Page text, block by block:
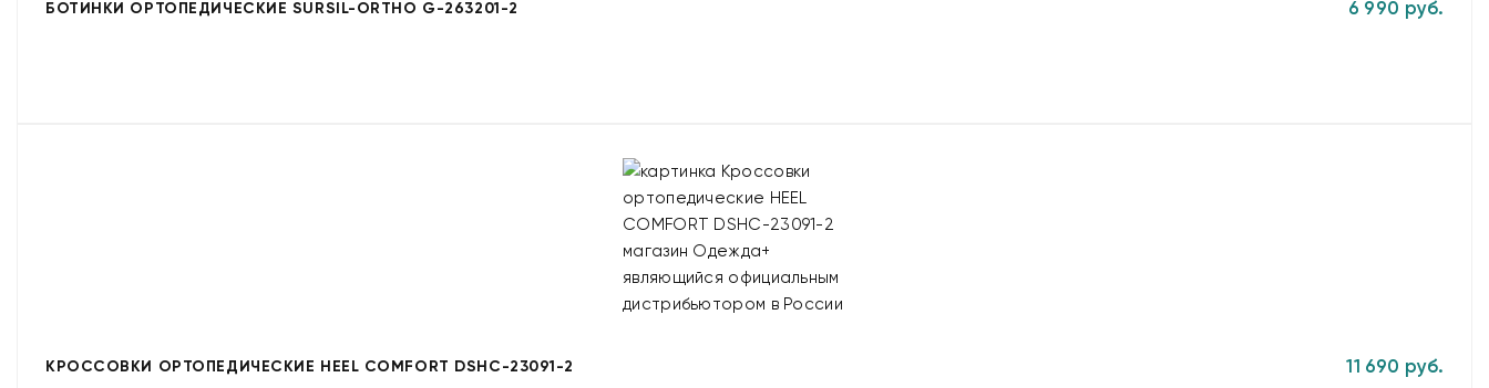
БОТИНКИ ОРТОПЕДИЧЕСКИЕ SURSIL-ORTHO G-263201-2 6 990 руб.
КРОССОВКИ ОРТОПЕДИЧЕСКИЕ HEEL COMFORT DSHC-23091-2 11 690 руб.